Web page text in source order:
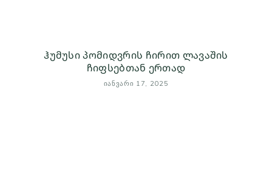
ჰუმუსი პომიდვრის ჩირით ლავაშის
ჩიფსებთან ერთად
ᲘᲐᲜᲕᲐᲠᲘ 17, 2025